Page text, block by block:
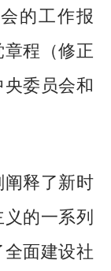
的工作报
程（修正
委员会和
释了新时
的一系列
面建设社